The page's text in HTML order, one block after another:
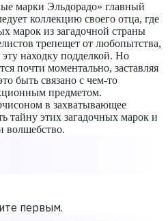
марки Эльдорадо» главный
коллекцию своего отца, где
марок из загадочной страны
трепещет от любопытства,
находку подделкой. Но
почти моментально, заставляя
быть связано с чем-то
предметом.
в захватывающее
тайну этих загадочных марок и
волшебство.
первым.